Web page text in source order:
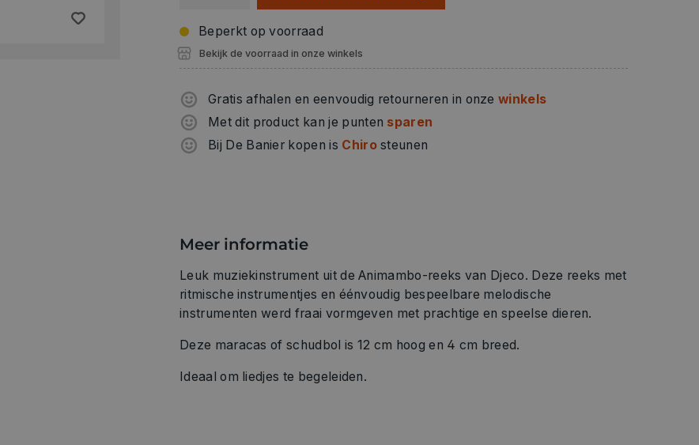
Beperkt op voorraad
Bekijk de voorraad in onze winkels
Gratis afhalen en eenvoudig retourneren in onzewinkels
Met dit product kan je punten sparen
Bij De Banier kopen is Chirosteunen
Meer informatie
Leuk muziekinstrument uit de Animambo-reeks van Djeco. Deze reeks met
ritmische instrumentjes en éénvoudig bespeelbare melodische
instrumenten werd fraai vormgeven met prachtige en speelse dieren.
Deze maracas of schudbol is 12 cm hoog en 4 cm breed.
Ideaal om liedjes te begeleiden.